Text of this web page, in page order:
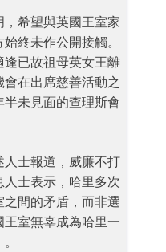
希望與英國王室家
終未作公開接觸。
已故祖母英女王離
在出席慈善活動之
未見面的查理斯會
士報道，威廉不打
士表示，哈里多次
間的矛盾，而非選
室無辜成為哈里一